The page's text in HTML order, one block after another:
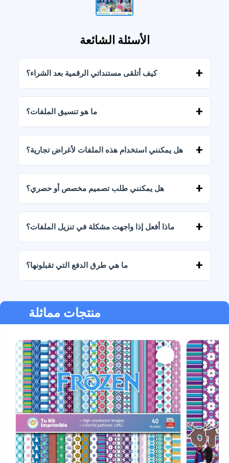
الأسئلة الشائعة
كيف أتلقى مستنداتي الرقمية بعد الشراء؟
ما هو تنسيق الملفات؟
الباقات أيضًا ملفات AI أو PDF.
هل يمكنني استخدام هذه الملفات لأغراض تجارية؟
هل يمكنني طلب تصميم مخصص أو حصري؟
ماذا أفعل إذا واجهت مشكلة في تنزيل الملفات؟
ما هي طرق الدفع التي تقبلونها؟
منتجات مماثلة